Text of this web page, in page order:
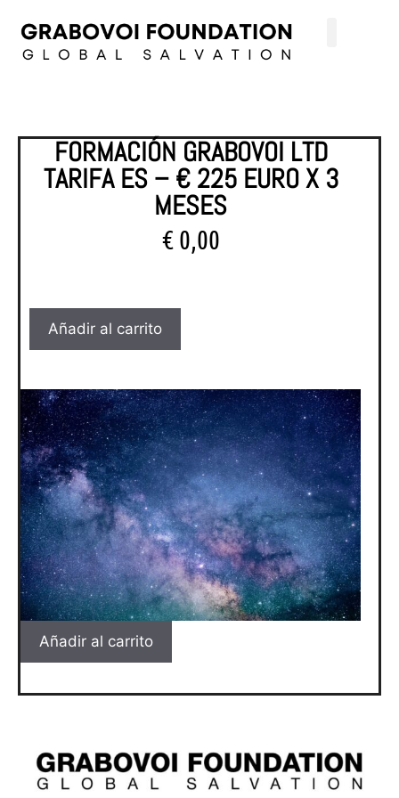
FORMACIÓN GRABOVOI LTD
TARIFA ES – € 225 EURO X 3
MESES
€ 0,00
Añadir al carrito
Añadir al carrito